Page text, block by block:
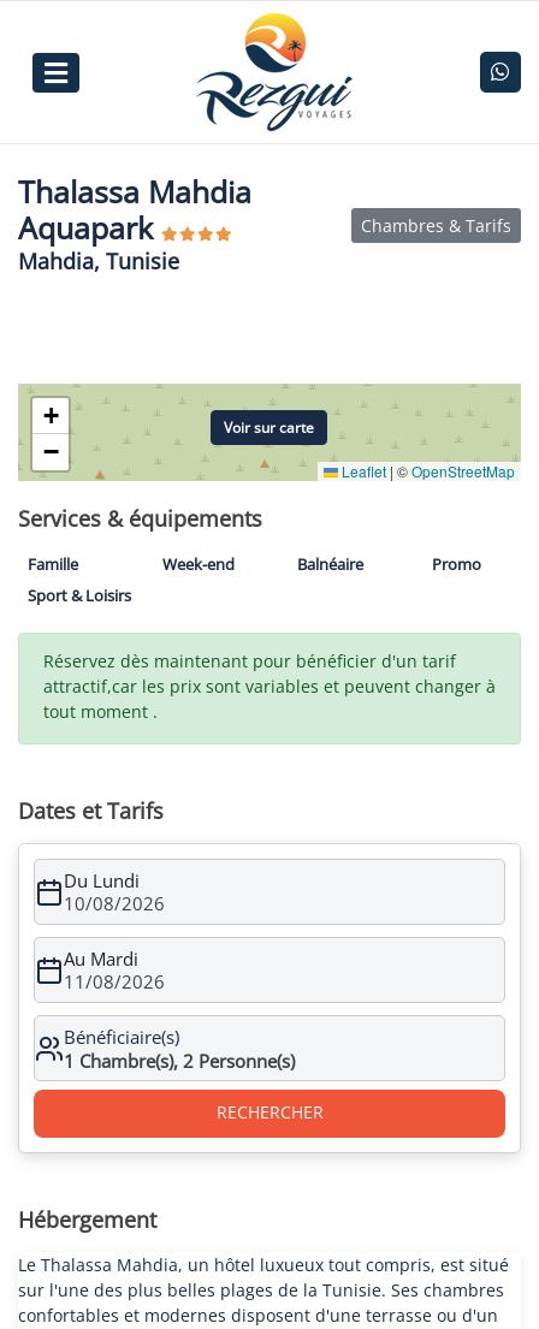
Thalassa Mahdia
Aquapark
Mahdia, Tunisie
Chambres & Tarifs
+
−
Leaflet | ©OpenStreetMap
Voir sur carte
Services & équipements
Famille Week-end Balnéaire
Promo
Sport & Loisirs
Réservez dès maintenant pour bénéficier d'un tarif
attractif,car les prix sont variables et peuvent changer à
tout moment .
Dates et Tarifs
Du Lundi
10/08/2026
Au Mardi
11/08/2026
Bénéficiaire(s)
1 Chambre(s), 2 Personne(s)
RECHERCHER
Hébergement
Le Thalassa Mahdia, un hôtel luxueux tout compris, est situé
sur l'une des plus belles plages de la Tunisie. Ses chambres
confortables et modernes disposent d'une terrasse ou d'un